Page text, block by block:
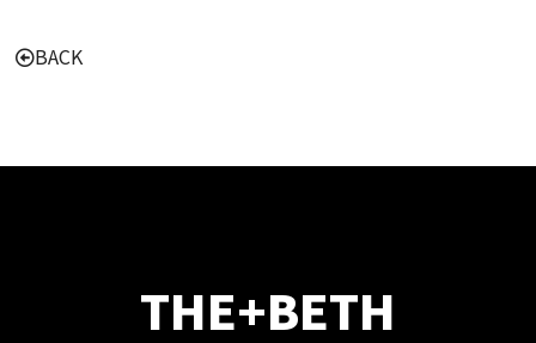
BACK
THE+BETH